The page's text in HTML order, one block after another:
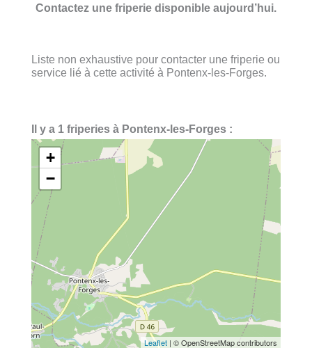
Contactez une friperie disponible aujourd’hui.
Liste non exhaustive pour contacter une friperie ou
service lié à cette activité à Pontenx-les-Forges.
Il y a 1 friperies à Pontenx-les-Forges :
+
−
Leaflet | © OpenStreetMap contributors